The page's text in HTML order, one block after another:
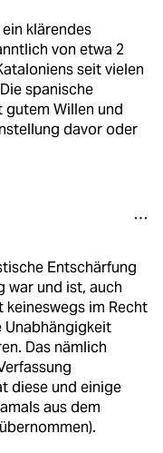
klärendes
von etwa 2
seit vielen
spanische
gutem Willen und
davor oder
Entschärfung
war und ist, auch
keineswegs im Recht
Unabhängigkeit
Das nämlich
diese und einige
aus dem